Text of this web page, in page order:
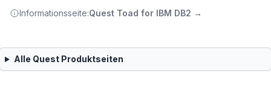
Informationsseite:Quest Toad for IBM DB2 →
Alle QuestProduktseiten